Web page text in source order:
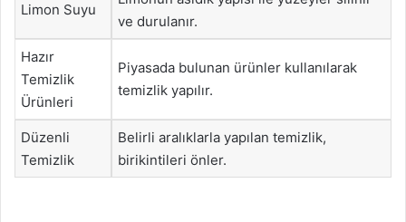
Limon Suyu
ve durulanır.
Hazır
Temizlik
Ürünleri
Piyasada bulunan ürünler kullanılarak
temizlik yapılır.
Düzenli
Temizlik
Belirli aralıklarla yapılan temizlik,
birikintileri önler.